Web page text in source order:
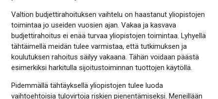
Valtion budjettirahoituksen vaihtelu on haastanut yliopistojen
toimintaa jo useiden vuosien ajan. Vakaa ja kasvava
budjettirahoitus ei enää turvaa yliopistojen toimintaa. Lyhyellä
tähtäimellä meidän tulee varmistaa, että tutkimuksen ja
koulutuksen rahoitus säilyy vakaana. Tähän voidaan päästä
esimerkiksi harkitulla sijoitustoiminnan tuottojen käytöllä.
Pidemmällä tähtäyksellä yliopistojen tulee luoda
vaihtoehtoisia tulovirtoja riskien pienentämiseksi. Meneillään